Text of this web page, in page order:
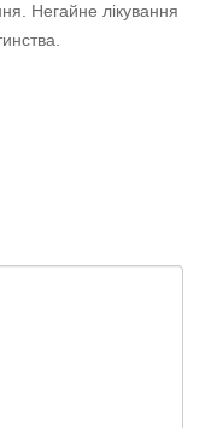
Негайне лікування